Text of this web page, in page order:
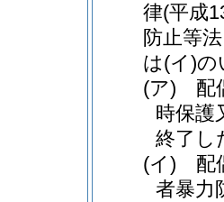
律(平成
防止等
は(イ)の
(ア)
配
時保護
終了し
(イ)
配
者暴力